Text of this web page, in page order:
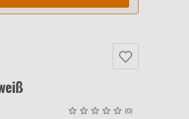
(0)